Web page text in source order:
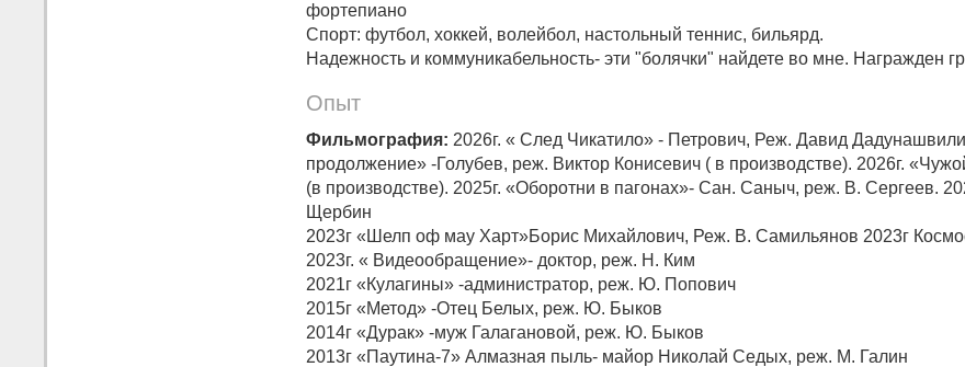
фортепиано
Спорт: футбол, хоккей, волейбол, настольный теннис, бильярд.
Надежность и коммуникабельность- эти "болячки" найдете во мне. Награжден
Опыт
Фильмография: 2026г. « След Чикатило» - Петрович, Реж. Давид
продолжение» -Голубев, реж. Виктор Конисевич ( в производстве). 2026г.
(в производстве). 2025г. «Оборотни в пагонах»- Сан. Саныч, реж. В. Сергеев.
Щербин
2023г «Шелп оф мау Харт»Борис Михайлович, Реж. В. Самильянов 2023г
2023г. « Видеообращение»- доктор, реж. Н. Ким
2021г «Кулагины» -администратор, реж. Ю. Попович
2015г «Метод» -Отец Белых, реж. Ю. Быков
2014г «Дурак» -муж Галагановой, реж. Ю. Быков
2013г «Паутина-7» Алмазная пыль- майор Николай Седых, реж. М. Галин